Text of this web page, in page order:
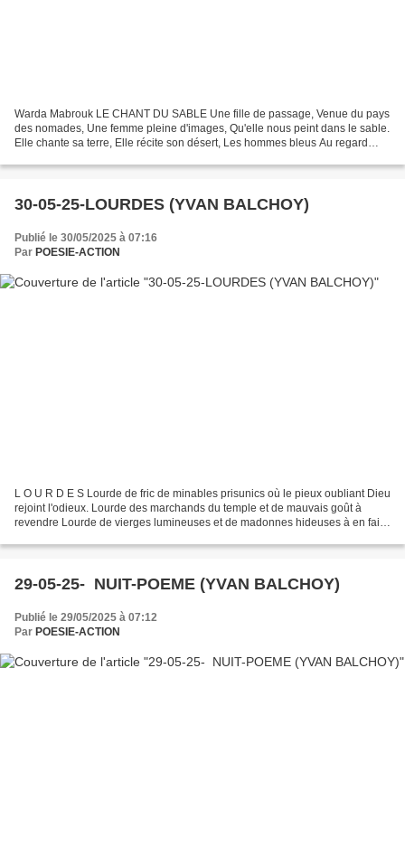
Warda Mabrouk LE CHANT DU SABLE Une fille de passage, Venue du pays
des nomades, Une femme pleine d'images, Qu'elle nous peint dans le sable.
Elle chante sa terre, Elle récite son désert, Les hommes bleus Au regard
30-05-25-LOURDES (YVAN BALCHOY)
Publié le 30/05/2025 à 07:16
Par POESIE-ACTION
L O U R D E S Lourde de fric de minables prisunics où le pieux oubliant Dieu
rejoint l'odieux. Lourde des marchands du temple et de mauvais goût à
revendre Lourde de vierges lumineuses et de madonnes hideuses à en faire
29-05-25- NUIT-POEME (YVAN BALCHOY)
Publié le 29/05/2025 à 07:12
Par POESIE-ACTION